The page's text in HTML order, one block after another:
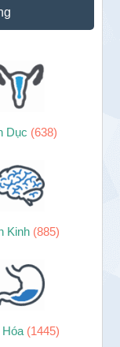
Dục (638)
Kinh (885)
Hóa (1445)